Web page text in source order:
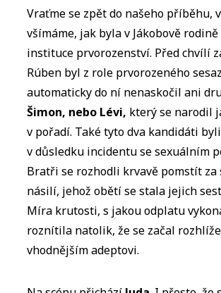
Vraťme se zpět do našeho příběhu,
všímáme, jak byla v Jákobově
instituce prvorozenství. Před chvílí
Rúben byl z role prvorozeného
automaticky do ní nenaskočil ani
Šimon, nebo Lévi, který se narodil
v pořadí. Také tyto dva kandidáti
v důsledku incidentu se sexuálním
Bratři se rozhodli krvavě pomstít za
násilí, jehož obětí se stala jejich
Míra krutosti, s jakou odplatu
roznítila natolik, že se začal
vhodnějším adeptovi.